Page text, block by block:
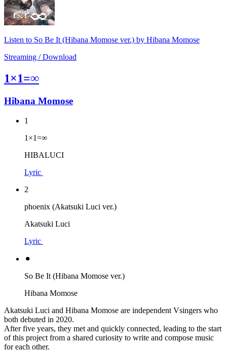
Listen to So Be It (Hibana Momose ver.) by Hibana Momose
Streaming / Download
1×1=∞
Hibana Momose
1
1×1=∞
HIBALUCI
Lyric
2
phoenix (Akatsuki Luci ver.)
Akatsuki Luci
Lyric
⚫︎
So Be It (Hibana Momose ver.)
Hibana Momose
Akatsuki Luci and Hibana Momose are independent Vsingers who
both debuted in 2020.
After five years, they met and quickly connected, leading to the start
of this project from a shared curiosity to write and compose music
for each other.